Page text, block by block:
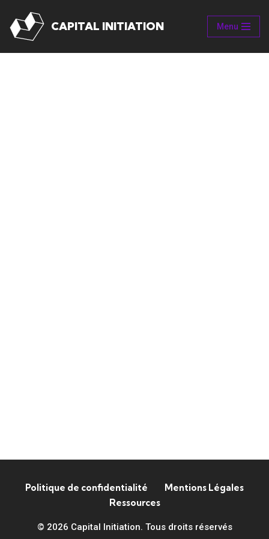
Aller
CAPITAL INITIATION Menu
Politique de confidentialité
Mentions Légales
Ressources
© 2026 Capital Initiation. Tous droits réservés